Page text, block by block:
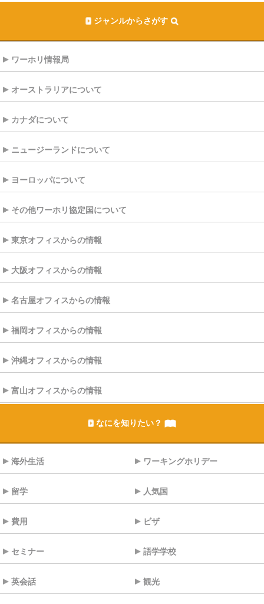
ジャンルからさがす
ワーホリ情報局
オーストラリアについて
カナダについて
ニュージーランドについて
ヨーロッパについて
その他ワーホリ協定国について
東京オフィスからの情報
大阪オフィスからの情報
名古屋オフィスからの情報
福岡オフィスからの情報
沖縄オフィスからの情報
富山オフィスからの情報
なにを知りたい？
海外生活 ワーキングホリデー
留学 人気国
費用 ビザ
セミナー 語学学校
英会話 観光